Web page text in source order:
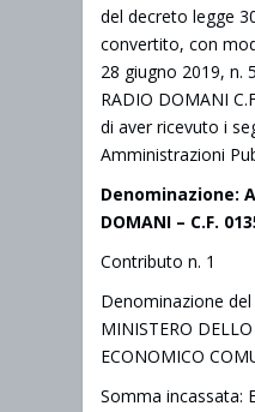
del decreto legge
convertito, con
28 giugno 2019, n.
RADIO DOMANI
di aver ricevuto i
Amministrazioni
Denominazione:
DOMANI – C.F.
Contributo n. 1
Denominazione
MINISTERO
ECONOMICO
Somma incassata: